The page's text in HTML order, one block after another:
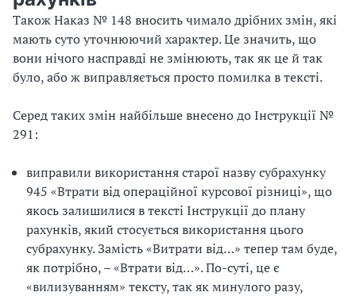
Також Наказ № 148 вносить чимало дрібних змін, які
мають суто уточнюючий характер. Це значить, що
вони нічого насправді не змінюють, так як це й так
було, або ж виправляється просто помилка в тексті.
Серед таких змін найбільше внесено до Інструкції №
291:
виправили використання старої назву субрахунку
945 «Втрати від операційної курсової різниці», що
якось залишилися в тексті Інструкції до плану
рахунків, який стосується використання цього
субрахунку. Замість «Витрати від…» тепер там буде,
як потрібно, – «Втрати від…». По-суті, це є
«вилизуванням» тексту, так як минулого разу,